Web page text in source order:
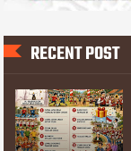
RECENT POST